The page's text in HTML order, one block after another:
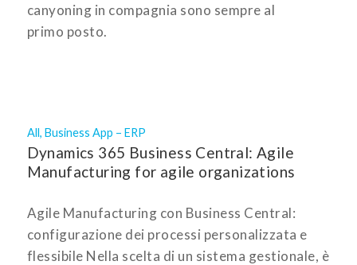
canyoning in compagnia sono sempre al
primo posto.
All, Business App – ERP
Dynamics 365 Business Central: Agile
Manufacturing for agile organizations
Agile Manufacturing con Business Central:
configurazione dei processi personalizzata e
flessibile Nella scelta di un sistema gestionale, è